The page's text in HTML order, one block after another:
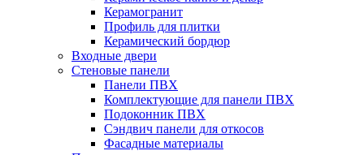
Керамогранит
Профиль для плитки
Керамический бордюр
Входные двери
Стеновые панели
Панели ПВХ
Комплектующие для панели ПВХ
Подоконник ПВХ
Сэндвич панели для откосов
Фасадные материалы